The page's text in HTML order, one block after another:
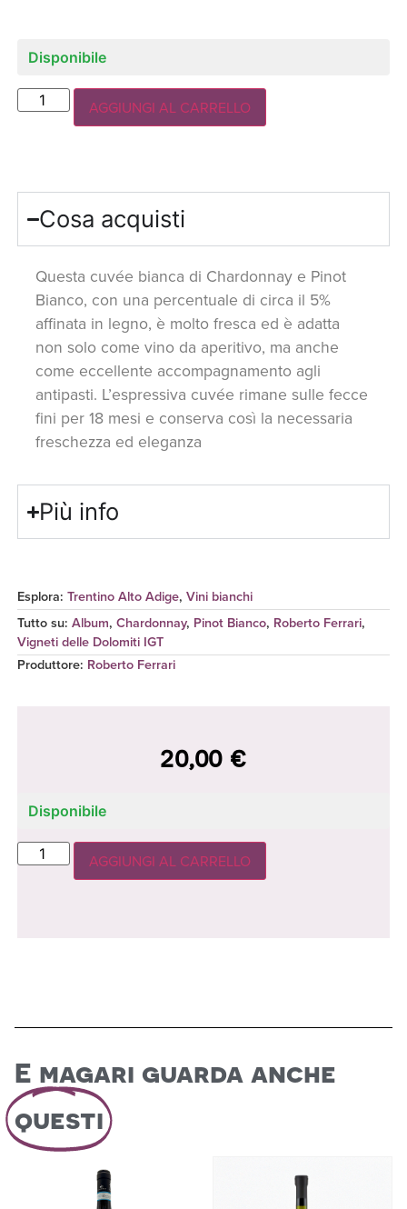
Disponibile
AGGIUNGI AL CARRELLO
Cosa acquisti
Questa cuvée bianca di Chardonnay e Pinot
Bianco, con una percentuale di circa il 5%
affinata in legno, è molto fresca ed è adatta
non solo come vino da aperitivo, ma anche
come eccellente accompagnamento agli
antipasti. L’espressiva cuvée rimane sulle fecce
fini per 18 mesi e conserva così la necessaria
freschezza ed eleganza
Più info
Esplora: Trentino Alto Adige,Vini bianchi
Tutto su: Album,Chardonnay, Pinot Bianco, Roberto Ferrari,
Vigneti delle Dolomiti IGT
Produttore: Roberto Ferrari
20,00 €
Disponibile
AGGIUNGI AL CARRELLO
E magari guarda anche
questi